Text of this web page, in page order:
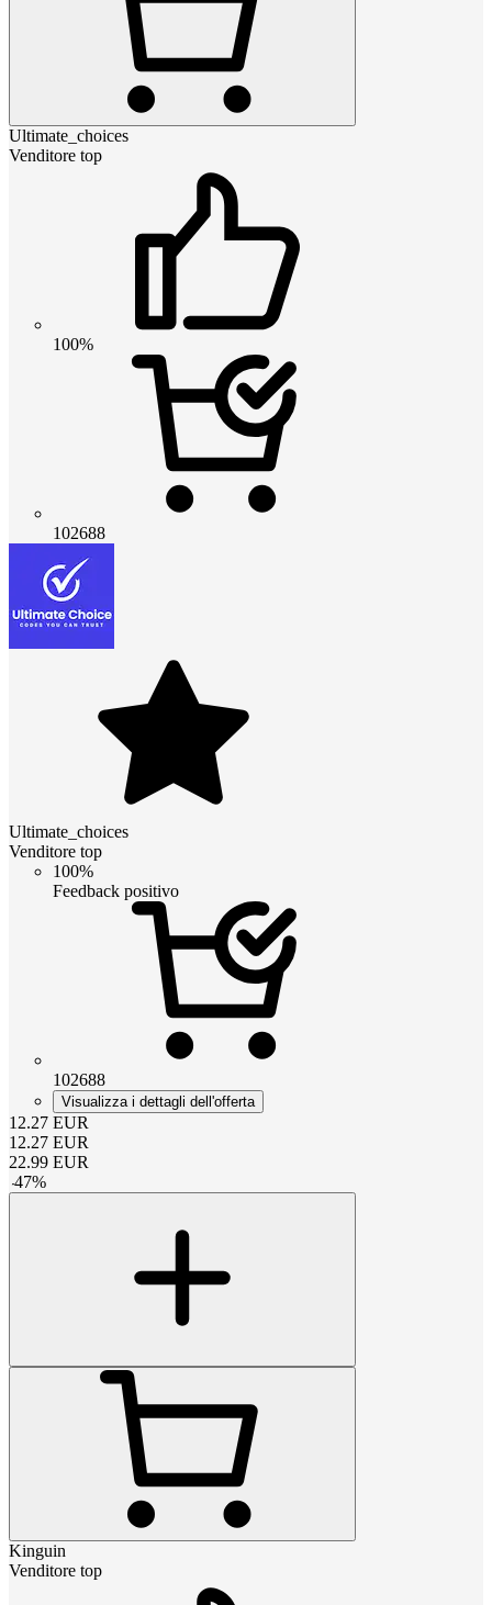
Ultimate_choices
Venditore top
100%
102688
Ultimate_choices
Venditore top
100%
Feedback positivo
102688
Visualizza i dettagli dell'offerta
12.27 EUR
12.27 EUR
22.99 EUR
-47%
Kinguin
Venditore top